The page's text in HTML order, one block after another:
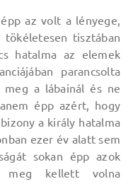
az volt a lényege,
tisztában
hatalma az elemek
parancsolta
a lábainál és ne
épp azért, hogy
a király hatalma
ezer év alatt sem
sokan épp azok
meg kellett volna